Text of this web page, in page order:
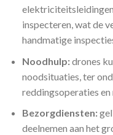
inspecteren, wat de
handmatige
Noodhulp:drones
noodsituaties, ter
reddingsoperaties en
Bezorgdiensten:
deelnemen aan het